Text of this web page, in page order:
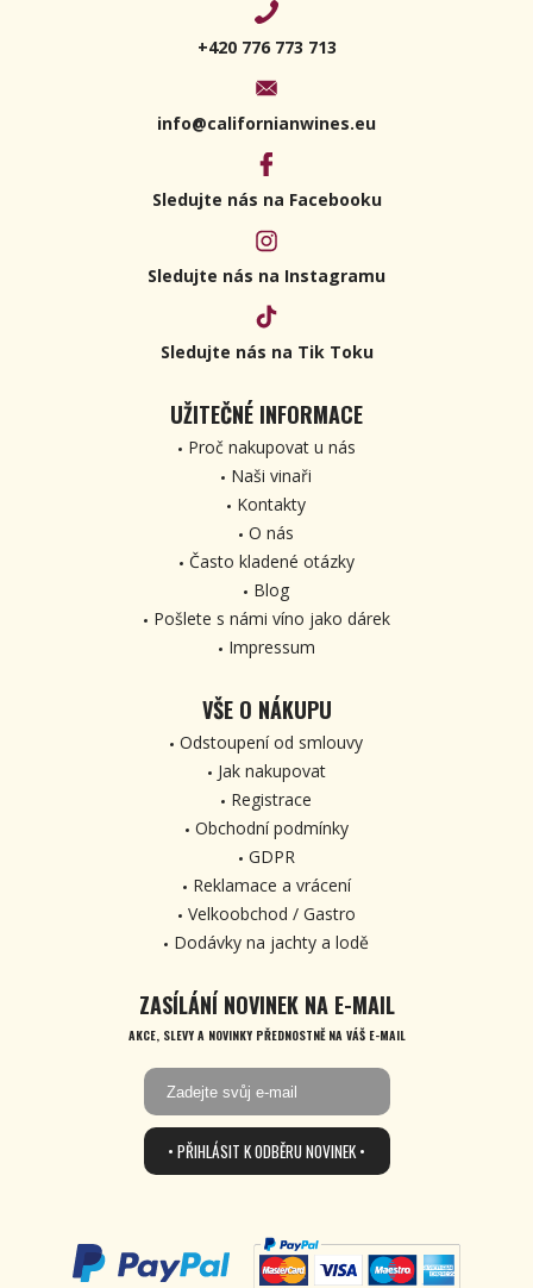
+420 776 773 713
info@californianwines.eu
Sledujte nás na Facebooku
Sledujte nás na Instagramu
Sledujte nás na Tik Toku
UŽITEČNÉ INFORMACE
Proč nakupovat u nás
Naši vinaři
Kontakty
O nás
Často kladené otázky
Blog
Pošlete s námi víno jako dárek
Impressum
VŠE O NÁKUPU
Odstoupení od smlouvy
Jak nakupovat
Registrace
Obchodní podmínky
GDPR
Reklamace a vrácení
Velkoobchod / Gastro
Dodávky na jachty a lodě
ZASÍLÁNÍ NOVINEK NA E-MAIL
AKCE, SLEVY A NOVINKY PŘEDNOSTNĚ NA VÁŠ E-MAIL
• PŘIHLÁSIT K ODBĚRU NOVINEK •